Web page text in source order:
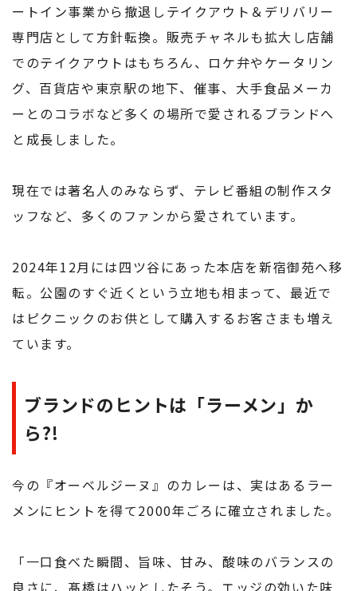
ートイン事業から撤退しテイクアウト＆デリバリー
専門店として方針転換。販売チャネルも拡大し店舗
でのテイクアウトはもちろん、ロケ弁やケータリン
グ、百貨店や東京駅の地下、催事、大手食品メーカ
ーとのコラボなど多くの場所で愛されるブランドへ
と成長しました。
現在では著名人のみならず、テレビ番組の制作スタ
ッフなど、多くのファンから愛されています。
2024年12月には四ツ谷にあった本店を新宿御苑へ移
転。公園のすぐ近くという立地も相まって、最近で
はピクニックのお供として購入するお客さまも増え
ています。
ブランドのヒントは「ラーメン」か
ら?!
今の『オーベルジーヌ』のカレーは、実はあるラー
メンにヒントを得て2000年ごろに確立されました。
「一口食べた瞬間、旨味、甘み、酸味のバランスの
良さに、髙橋はハッとしたそう。エッジの効いた味